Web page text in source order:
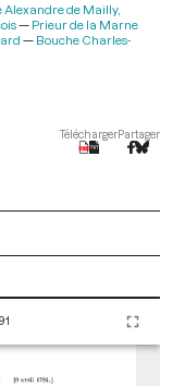
de Mailly,
Prieur de la Marne
Bouche Charles-
TéléchargerPartager